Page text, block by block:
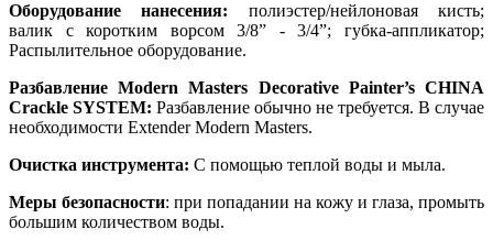
Оборудование нанесения: полиэстер/нейлоновая кисть;
валик с коротким ворсом 3/8” - 3/4”; губка-аппликатор;
Распылительное оборудование.
Разбавление Modern Masters Decorative Painter’s CHINA
Crackle SYSTEM: Разбавление обычно не требуется. В случае
необходимости Extender Modern Masters.
Очистка инструмента: С помощью теплой воды и мыла.
Меры безопасности: при попадании на кожу и глаза, промыть
большим количеством воды.